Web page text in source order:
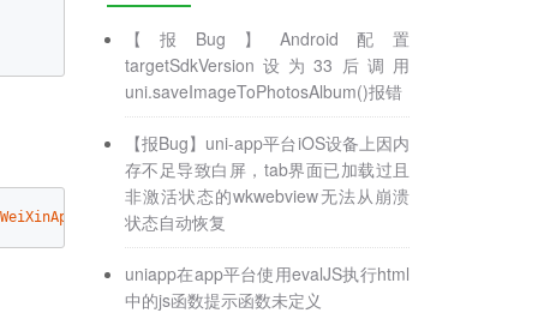
/></feature
【报Bug】Android配置
targetSdkVersion设为33后调用
uni.saveImageToPhotosAlbum()报错
【报Bug】uni-app平台iOS设备上因内
存不足导致白屏，tab界面已加载过且
非激活状态的wkwebview无法从崩溃
状态自动恢复
uniapp在app平台使用evalJS执行html
中的js函数提示函数未定义